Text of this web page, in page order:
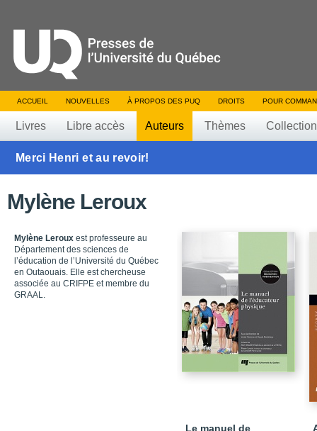
ACCUEIL NOUVELLES À PROPOS DES PUQ DROITS POUR
Livres Libre accès Auteurs Thèmes
Merci Henri et au revoir!
Mylène Leroux
Mylène Leroux est professeure au
Département des sciences de
l’éducation de l’Université du Québec
en Outaouais. Elle est chercheuse
associée au CRIFPE et membre du
GRAAL.
Le manuel de